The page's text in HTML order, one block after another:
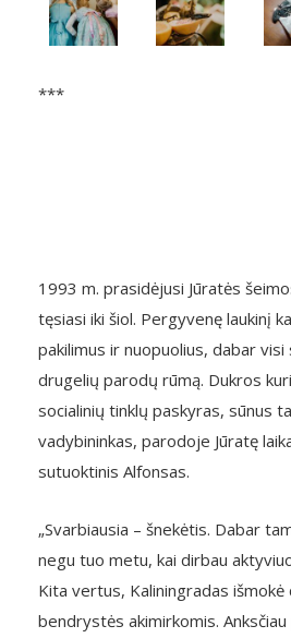
***
1993 m. prasidėjusi Jūratės
tęsiasi iki šiol. Pergyvenę laukinį
pakilimus ir nuopuolius, dabar
drugelių parodų rūmą. Dukros
socialinių tinklų paskyras, sūnus
vadybininkas, parodoje Jūratę
sutuoktinis Alfonsas.
„Svarbiausia – šnekėtis. Dabar
negu tuo metu, kai dirbau
Kita vertus, Kaliningradas
bendrystės akimirkomis.